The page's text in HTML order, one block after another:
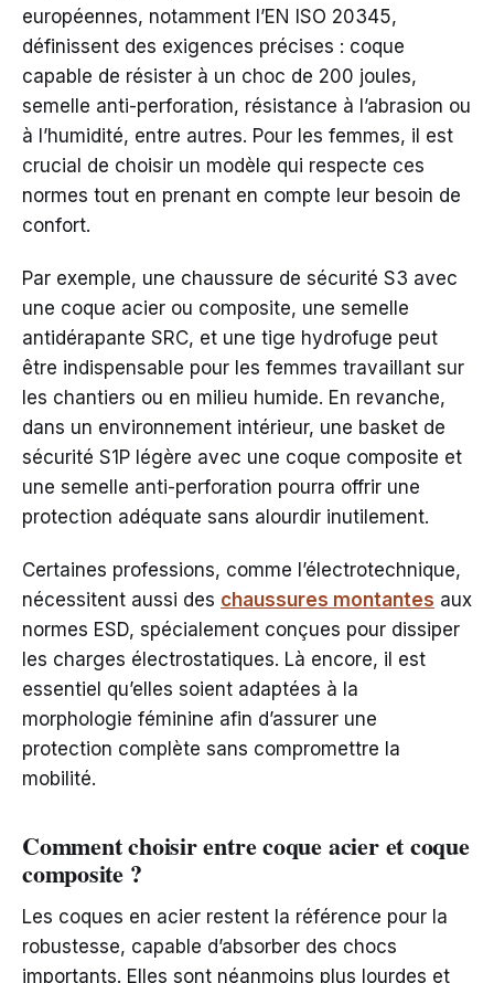
européennes, notamment l’EN ISO 20345,
définissent des exigences précises : coque
capable de résister à un choc de 200 joules,
semelle anti-perforation, résistance à l’abrasion ou
à l’humidité, entre autres. Pour les femmes, il est
crucial de choisir un modèle qui respecte ces
normes tout en prenant en compte leur besoin de
confort.
Par exemple, une chaussure de sécurité S3 avec
une coque acier ou composite, une semelle
antidérapante SRC, et une tige hydrofuge peut
être indispensable pour les femmes travaillant sur
les chantiers ou en milieu humide. En revanche,
dans un environnement intérieur, une basket de
sécurité S1P légère avec une coque composite et
une semelle anti-perforation pourra offrir une
protection adéquate sans alourdir inutilement.
Certaines professions, comme l’électrotechnique,
nécessitent aussi des chaussures montantes aux
normes ESD, spécialement conçues pour dissiper
les charges électrostatiques. Là encore, il est
essentiel qu’elles soient adaptées à la
morphologie féminine afin d’assurer une
protection complète sans compromettre la
mobilité.
Comment choisir entre coque acier et coque
composite ?
Les coques en acier restent la référence pour la
robustesse, capable d’absorber des chocs
importants. Elles sont néanmoins plus lourdes et